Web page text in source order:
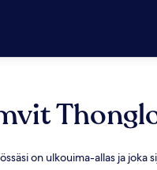
on ulkouima-allas ja